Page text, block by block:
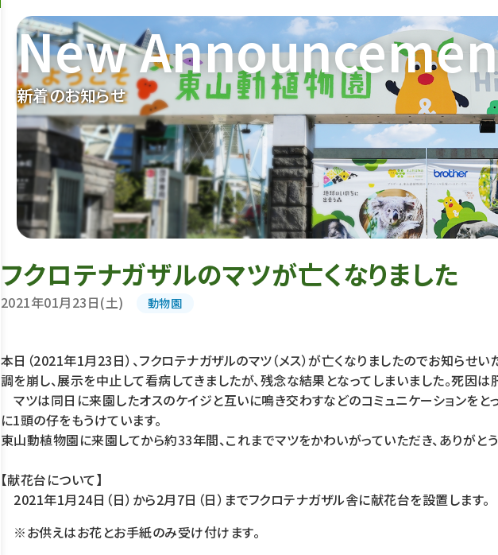
新着のお知らせ
New
フクロテナガザルのマツが亡くなりました
2021年01月23日(土) 動物園
本日（2021年1月23日）、フクロテナガザルのマツ（メス）が亡くなりましたのでお知らせ
調を崩し、展示を中止して看病してきましたが、残念な結果となってしまいました。死因は
マツは同日に来園したオスのケイジと互いに鳴き交わすなどのコミュニケーションを
に1頭の仔をもうけています。
東山動植物園に来園してから約33年間、これまでマツをかわいがっていただき、ありがと
【献花台について】
2021年1月24日（日）から2月7日（日）までフクロテナガザル舎に献花台を設置します。
※お供えはお花とお手紙のみ受け付けます。